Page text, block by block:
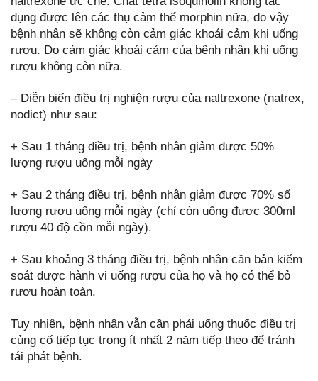
dụng được lên các thụ cảm thể morphin nữa, do vậy
bệnh nhân sẽ không còn cảm giác khoái cảm khi uống
rượu. Do cảm giác khoái cảm của bệnh nhân khi uống
rượu không còn nữa.
– Diễn biến điều trị nghiện rượu của naltrexone (natrex,
nodict) như sau:
+ Sau 1 tháng điều trị, bệnh nhân giảm được 50%
lượng rượu uống mỗi ngày
+ Sau 2 tháng điều trị, bệnh nhân giảm được 70% số
lượng rượu uống mỗi ngày (chỉ còn uống được 300ml
rượu 40 độ cồn mỗi ngày).
+ Sau khoảng 3 tháng điều trị, bệnh nhân căn bản kiểm
soát được hành vi uống rượu của họ và họ có thể bỏ
rượu hoàn toàn.
Tuy nhiên, bệnh nhân vẫn cần phải uống thuốc điều trị
củng cố tiếp tục trong ít nhất 2 năm tiếp theo để tránh
tái phát bệnh.